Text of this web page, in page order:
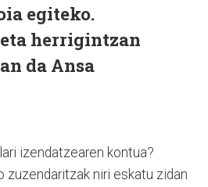
egiteko.
herrigintzan
da Ansa
izendatzearen kontua?
zuzendaritzak niri eskatu zidan